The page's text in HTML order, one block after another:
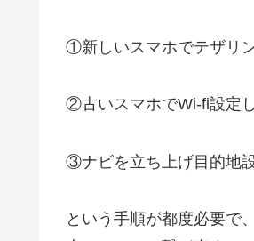
①新しいスマホでテザリ
②古いスマホでWi-fi設定
③ナビを立ち上げ目的地
という手順が都度必要で